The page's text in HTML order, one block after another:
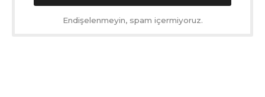
Endişelenmeyin, spam içermiyoruz.